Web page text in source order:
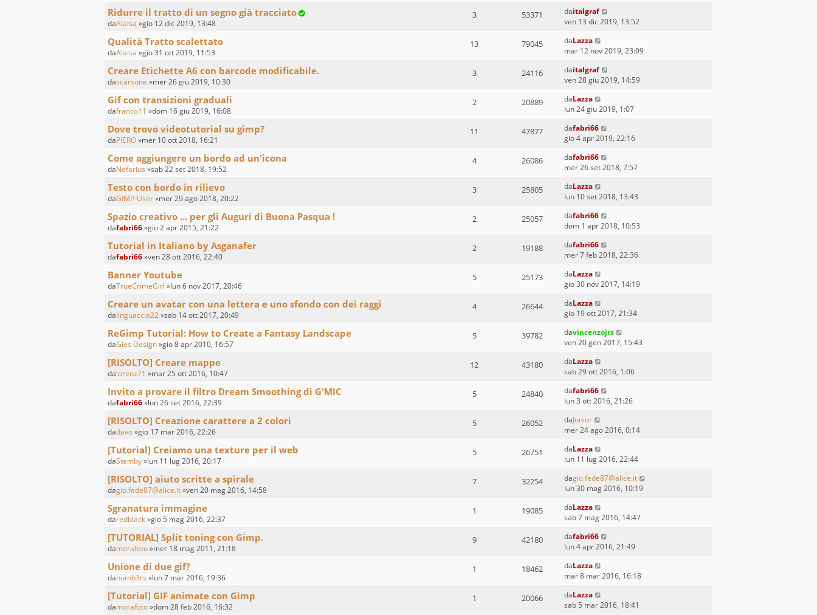
Ridurre il tratto di un segno già tracciato
daAlaisa »gio 12 dic 2019, 13:48
3 53371 daitalgraf
ven 13 dic 2019, 13:52
Qualità Tratto scalettato
daAlaisa »gio 31 ott 2019, 11:53
13 79045 daLazza
mar 12 nov 2019, 23:09
Creare Etichette A6 con barcode modificabile.
dascarsone »mer 26 giu 2019, 10:30
3 24116 daitalgraf
ven 28 giu 2019, 14:59
Gif con transizioni graduali
dafranco11 »dom 16 giu 2019, 16:08
2 20889 daLazza
lun 24 giu 2019, 1:07
Dove trovo videotutorial su gimp?
daPIERO»mer 10 ott 2018, 16:21
11 47877 dafabri66
gio 4 apr 2019, 22:16
Come aggiungere un bordo ad un'icona
daNefarius »sab 22 set 2018, 19:52
4 26086 dafabri66
mer 26 set 2018, 7:57
Testo con bordo in rilievo
daGIMP-User»mer 29 ago 2018, 20:22
3 25805 daLazza
lun 10 set 2018, 13:43
Spazio creativo ... per gli Auguri di Buona Pasqua !
dafabri66»gio 2 apr 2015, 21:22
2 25057 dafabri66
dom 1 apr 2018, 10:53
Tutorial in Italiano by Asganafer
dafabri66»ven 28 ott 2016, 22:40
2 19188 dafabri66
mer 7 feb 2018, 22:36
Banner Youtube
daTrueCrimeGirl »lun 6 nov 2017, 20:46
5 25173 daLazza
gio 30 nov 2017, 14:19
Creare un avatar con una lettera e uno sfondo con dei raggi
dalinguaccia22»sab 14 ott 2017, 20:49
4 26644 daLazza
gio 19 ott 2017, 21:34
ReGimp Tutorial: How to Create a Fantasy Landscape
daGies Design»gio 8 apr 2010, 16:57
5 39782 davincenzojrs
ven 20 gen 2017, 15:43
[RISOLTO] Creare mappe
dalorenz71 »mar 25 ott 2016, 10:47
12 43180 daLazza
sab 29 ott 2016, 1:06
Invito a provare il filtro Dream Smoothing di G'MIC
dafabri66»lun 26 set 2016, 22:39
5 24840 dafabri66
lun 3 ott 2016, 21:26
[RISOLTO] Creazione carattere a 2 colori
dadavo»gio 17 mar 2016, 22:26
5 26052 daJunior
mer 24 ago 2016, 0:14
[Tutorial] Creiamo una texture per il web
daStemby»lun 11 lug 2016, 20:17
5 26751 daLazza
lun 11 lug 2016, 22:44
[RISOLTO] aiuto scritte a spirale
dagio.fede87@alice.it»ven 20 mag 2016, 14:58
7 32254 dagio.fede87@alice.it
lun 30 mag 2016, 10:19
Sgranatura immagine
daredblack»gio 5 mag 2016, 22:37
1 19085 daLazza
sab 7 mag 2016, 14:47
[TUTORIAL] Split toning con Gimp.
damorafoto»mer 18 mag 2011, 21:18
9 42180 dafabri66
lun 4 apr 2016, 21:49
Unione di due gif?
danumb3rs »lun 7 mar 2016, 19:36
1 18462 daLazza
mar 8 mar 2016, 16:18
[Tutorial] GIF animate con Gimp
damorafoto»dom 28 feb 2016, 16:32
1 20066 daLazza
sab 5 mar 2016, 18:41